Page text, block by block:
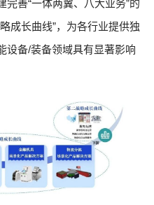
善“一体两翼、八大业务”的
成长曲线”，为各行业提供独
设备/装备领域具有显著影响